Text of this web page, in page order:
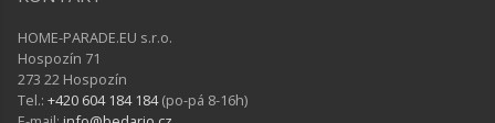
HOME-PARADE.EU s.r.o.
Hospozín 71
273 22 Hospozín
Tel.: +420 604 184 184(po-pá 8-16h)